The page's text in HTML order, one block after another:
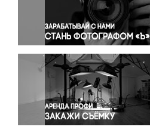
Правосудие
Происшествия и
Религия
Светская жизнь
Спорт
Экология
Экономика и бизнес